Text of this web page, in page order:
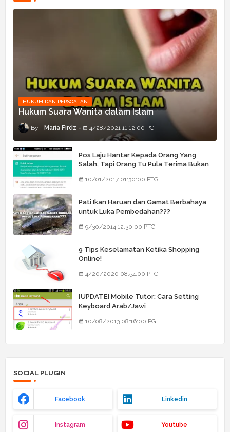
HUKUM DAN PERSOALAN
Hukum Suara Wanita dalam Islam
Maria Firdz 4/28/2021 11:12:00 PG
Pos Laju Hantar Kepada Orang Yang
Salah, Tapi Orang Tu Pula Terima Bukan
10/01/2017 01:30:00 PTG
Pati Ikan Haruan dan Gamat Berbahaya
untuk Luka Pembedahan???
9/30/2014 12:30:00 PTG
9 Tips Keselamatan Ketika Shopping
Online!
4/20/2020 08:54:00 PTG
[UPDATE] Mobile Tutor: Cara Setting
Keyboard Arab/Jawi
10/08/2013 08:16:00 PG
SOCIAL PLUGIN
Facebook Linkedin
Instagram Youtube